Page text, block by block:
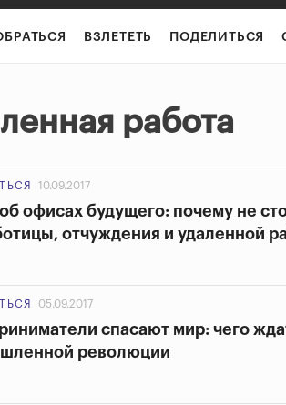
ВЗЛЕТЕТЬ ПОДЕЛИТЬСЯ
работа
10.09.2017
офисах будущего: почему не
отчуждения и удаленной
05.09.2017
спасают мир: чего
революции